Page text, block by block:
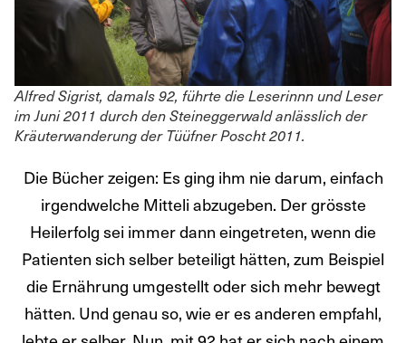
Alfred Sigrist, damals 92, führte die Leserinnn und Leser
im Juni 2011 durch den Steineggerwald anlässlich der
Kräuterwanderung der Tüüfner Poscht 2011.
Die Bücher zeigen: Es ging ihm nie darum, einfach
irgendwelche Mitteli abzugeben. Der grösste
Heilerfolg sei immer dann eingetreten, wenn die
Patienten sich selber beteiligt hätten, zum Beispiel
die Ernährung umgestellt oder sich mehr bewegt
hätten. Und genau so, wie er es anderen empfahl,